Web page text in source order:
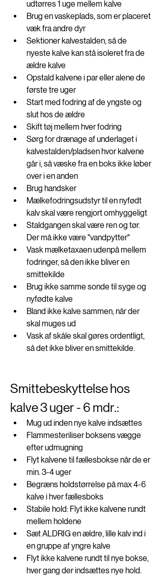
udtørres 1 uge mellem kalve
Brug en vaskeplads, som er placeret
væk fra andre dyr
Sektioner kalvestalden, så de
nyeste kalve kan stå isoleret fra de
ældre kalve
Opstald kalvene i par eller alene de
første tre uger
Start med fodring af de yngste og
slut hos de ældre
Skift tøj mellem hver fodring
Sørg for drænage af underlaget i
kalvestalden/pladsen hvor kalvene
går i, så væske fra en boks ikke løber
over i en anden
Brug handsker
Mælkefodringsudstyr til en nyfødt
kalv skal være rengjort omhyggeligt
Staldgangen skal være ren og tør.
Der må ikke være "vandpytter"
Vask mælketaxaen udenpå mellem
fodringer, så den ikke bliver en
smittekilde
Brug ikke samme sonde til syge og
nyfødte kalve
Bland ikke kalve sammen, når der
skal muges ud
Vask af skåle skal gøres ordentligt,
så det ikke bliver en smittekilde.
Smittebeskyttelse hos
kalve 3 uger - 6 mdr.:
Mug ud inden nye kalve indsættes
Flammesteriliser boksens vægge
efter udmugning
Flyt kalvene til fællesbokse når de er
min. 3-4 uger
Begræns holdstørrelse på max 4-6
kalve i hver fællesboks
Stabile hold: Flyt ikke kalvene rundt
mellem holdene
Sæt ALDRIG en ældre, lille kalv ind i
en gruppe af yngre kalve
Flyt ikke kalvene rundt til nye bokse,
hver gang der indsættes nye hold.